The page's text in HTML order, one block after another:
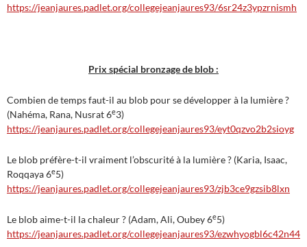
https://jeanjaures.padlet.org/collegejeanjaures93/6sr24z3ypzrnismh
Prix spécial bronzage de blob :
Combien de temps faut-il au blob pour se développer à la lumière ?
(Nahéma, Rana, Nusrat 6e3)
https://jeanjaures.padlet.org/collegejeanjaures93/eyt0qzvo2b2sioyg
Le blob préfère-t-il vraiment l’obscurité à la lumière ? (Karia, Isaac,
Roqqaya 6e5)
https://jeanjaures.padlet.org/collegejeanjaures93/zjb3ce9gzsib8lxn
Le blob aime-t-il la chaleur ? (Adam, Ali, Oubey 6e5)
https://jeanjaures.padlet.org/collegejeanjaures93/ezwhyogbl6c42n44